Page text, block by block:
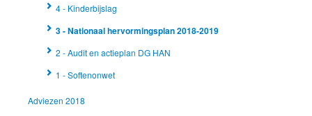
4 - Kinderbijslag
3 - Nationaal hervormingsplan 2018-2019
2 - Audit en actieplan DG HAN
1 - Softenonwet
Adviezen 2018